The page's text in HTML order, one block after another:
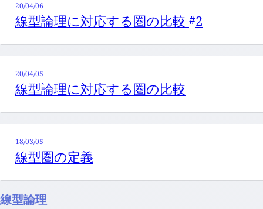
20/04/06
線型論理に対応する圏の比較 #2
20/04/05
線型論理に対応する圏の比較
18/03/05
線型圏の定義
線型論理